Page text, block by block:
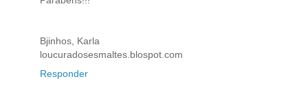
Bjinhos, Karla
loucuradosesmaltes.blospot.com
Responder